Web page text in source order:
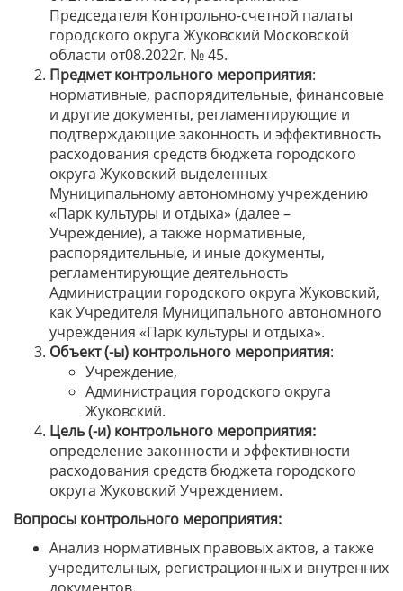
Председателя Контрольно-счетной палаты
городского округа Жуковский Московской
области от08.2022г. № 45.
Предметконтрольного мероприятия:
нормативные, распорядительные, финансовые
и другие документы, регламентирующие и
подтверждающие законность и эффективность
расходования средств бюджета городского
округа Жуковский выделенных
Муниципальному автономному учреждению
«Парк культуры и отдыха» (далее –
Учреждение), а также нормативные,
распорядительные, и иные документы,
регламентирующие деятельность
Администрации городского округа Жуковский,
как Учредителя Муниципального автономного
учреждения «Парк культуры и отдыха».
Объект (-ы) контрольного мероприятия:
Учреждение,
Администрация городского округа
Жуковский.
Цель (-и) контрольного мероприятия:
определение законности и эффективности
расходования средств бюджета городского
округа Жуковский Учреждением.
Вопросы контрольного мероприятия:
Анализ нормативных правовых актов, а также
учредительных, регистрационных и внутренних